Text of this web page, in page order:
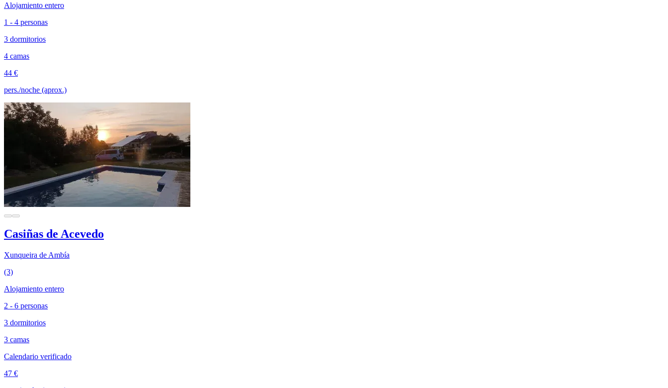
Alojamiento entero
1 - 4 personas
3 dormitorios
4 camas
44 €
pers./noche (aprox.)
Casiñas de Acevedo
Xunqueira de Ambía
(3)
Alojamiento entero
2 - 6 personas
3 dormitorios
3 camas
Calendario verificado
47 €